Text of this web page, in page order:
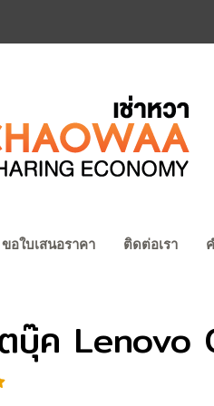
ขอใบเสนอราคา ติดต่อเรา
ตบุ๊ค Lenovo